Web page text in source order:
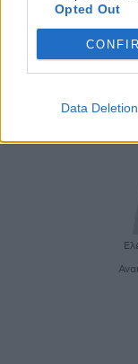
Opted Out
Data Deletion